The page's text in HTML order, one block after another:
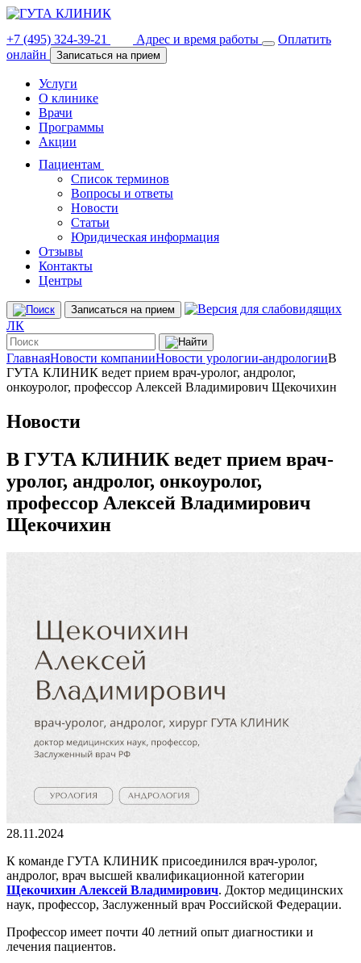
+7 (495) 324-39-21 Адрес и время работы
Оплатить
онлайн
Записаться на прием
Услуги
О клинике
Врачи
Программы
Акции
Пациентам
Список терминов
Вопросы и ответы
Новости
Статьи
Юридическая информация
Отзывы
Контакты
Центры
Записаться на прием
ЛК
ГлавнаяНовости компанииНовости урологии-андрологииВ
ГУТА КЛИНИК ведет прием врач-уролог, андролог,
онкоуролог, профессор Алексей Владимирович Щекочихин
Новости
В ГУТА КЛИНИК ведет прием врач-
уролог, андролог, онкоуролог,
профессор Алексей Владимирович
Щекочихин
28.11.2024
К команде ГУТА КЛИНИК присоединился врач-уролог,
андролог, врач высшей квалификационной категории
Щекочихин Алексей Владимирович. Доктор медицинских
наук, профессор, Заслуженный врач Российской Федерации.
Профессор имеет почти 40 летний опыт диагностики и
лечения пациентов.